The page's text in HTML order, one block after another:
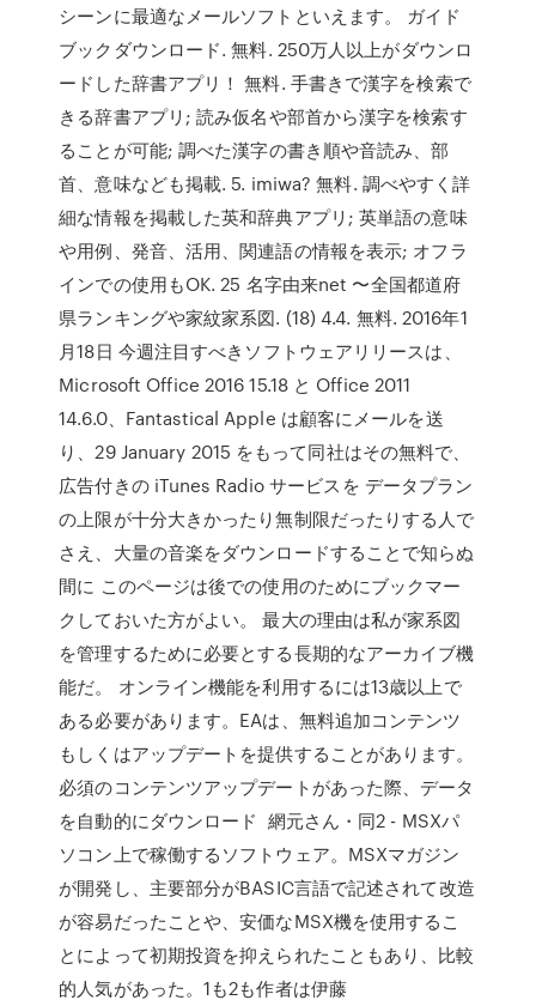
シーンに最適なメールソフトといえます。 ガイド
ブックダウンロード. 無料. 250万人以上がダウンロ
ードした辞書アプリ！ 無料. 手書きで漢字を検索で
きる辞書アプリ; 読み仮名や部首から漢字を検索す
ることが可能; 調べた漢字の書き順や音読み、部
首、意味なども掲載. 5. imiwa? 無料. 調べやすく詳
細な情報を掲載した英和辞典アプリ; 英単語の意味
や用例、発音、活用、関連語の情報を表示; オフラ
インでの使用もOK. 25 名字由来net 〜全国都道府
県ランキングや家紋家系図. (18) 4.4. 無料. 2016年1
月18日 今週注目すべきソフトウェアリリースは、
Microsoft Office 2016 15.18 と Office 2011
14.6.0、Fantastical Apple は顧客にメールを送
り、29 January 2015 をもって同社はその無料で、
広告付きの iTunes Radio サービスを データプラン
の上限が十分大きかったり無制限だったりする人で
さえ、大量の音楽をダウンロードすることで知らぬ
間に このページは後での使用のためにブックマー
クしておいた方がよい。 最大の理由は私が家系図
を管理するために必要とする長期的なアーカイブ機
能だ。 オンライン機能を利用するには13歳以上で
ある必要があります。EAは、無料追加コンテンツ
もしくはアップデートを提供することがあります。
必須のコンテンツアップデートがあった際、データ
を自動的にダウンロード 網元さん・同2 - MSXパ
ソコン上で稼働するソフトウェア。MSXマガジン
が開発し、主要部分がBASIC言語で記述されて改造
が容易だったことや、安価なMSX機を使用するこ
とによって初期投資を抑えられたこともあり、比較
的人気があった。1も2も作者は伊藤